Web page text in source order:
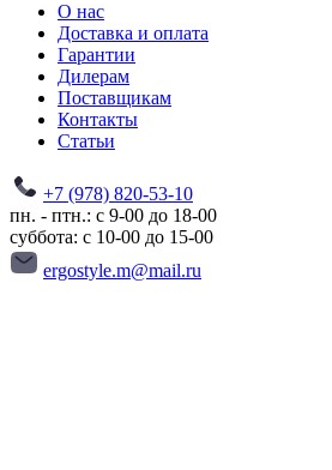
О нас
Доставка и оплата
Гарантии
Дилерам
Поставщикам
Контакты
Статьи
+7 (978) 820-53-10
пн. - птн.: с 9-00 до 18-00
суббота: с 10-00 до 15-00
ergostyle.m@mail.ru